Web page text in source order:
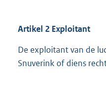
Artikel 2 Exploitant
De exploitant van de
Snuverink of diens